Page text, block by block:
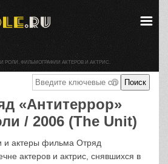
«Антитеррор»
/ 2006 (The Unit)
и актеры фильма Отряд
актеров и актрис, снявшихся в
РОЛИ. ФИЛЬМОГРАФИИ АКТЕРОВ И АКТРИС.